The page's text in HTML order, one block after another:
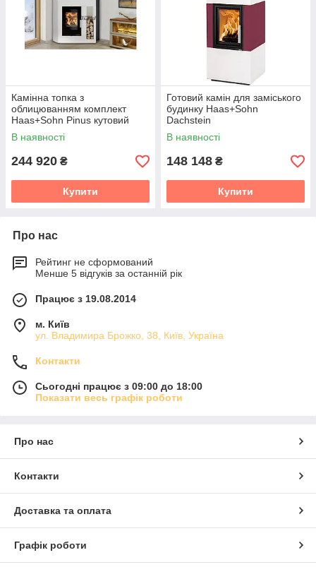
Камінна топка з
облицюванням комплект
Haas+Sohn Pinus кутовий
В наявності
244 920 ₴
Купити
Готовий камін для заміського
будинку Haas+Sohn
Dachstein
В наявності
148 148 ₴
Купити
Про нас
Рейтинг не сформований
Менше 5 відгуків за останній рік
Працює з 19.08.2014
м. Київ
ул. Владимира Брожко, 38, Київ, Україна
Контакти
Сьогодні працює з 09:00 до 18:00
Показати весь графік роботи
Про нас
Контакти
Доставка та оплата
Графік роботи